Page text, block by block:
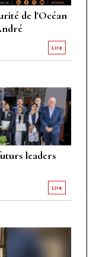
de l'Océan
Lire
leaders
Lire